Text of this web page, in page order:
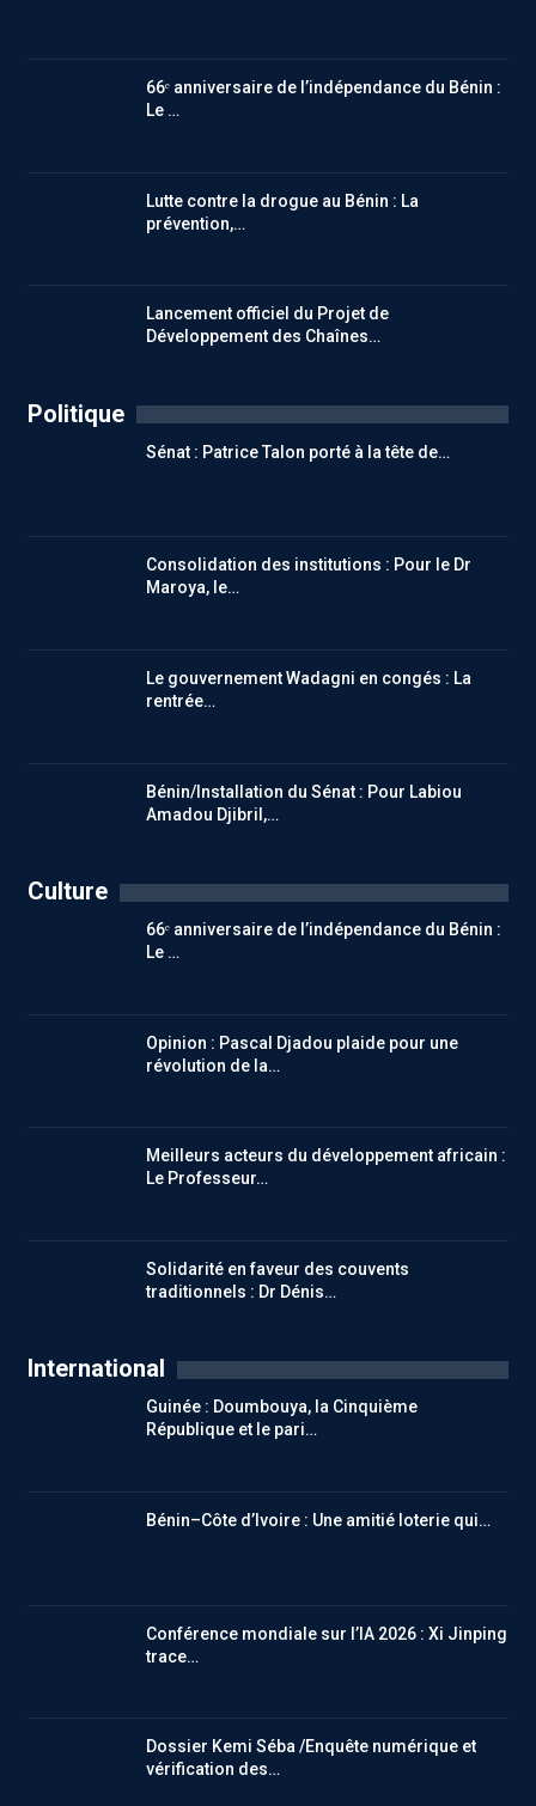
66ᵉ anniversaire de l’indépendance du Bénin :
Le …
Lutte contre la drogue au Bénin : La
prévention,…
Lancement officiel du Projet de
Développement des Chaînes…
Politique
Sénat : Patrice Talon porté à la tête de…
Consolidation des institutions : Pour le Dr
Maroya, le…
Le gouvernement Wadagni en congés : La
rentrée…
Bénin/Installation du Sénat : Pour Labiou
Amadou Djibril,…
Culture
66ᵉ anniversaire de l’indépendance du Bénin :
Le …
Opinion : Pascal Djadou plaide pour une
révolution de la…
Meilleurs acteurs du développement africain :
Le Professeur…
Solidarité en faveur des couvents
traditionnels : Dr Dénis…
International
Guinée : Doumbouya, la Cinquième
République et le pari…
Bénin–Côte d’Ivoire : Une amitié loterie qui…
Conférence mondiale sur l’IA 2026 : Xi Jinping
trace…
Dossier Kemi Séba /Enquête numérique et
vérification des…